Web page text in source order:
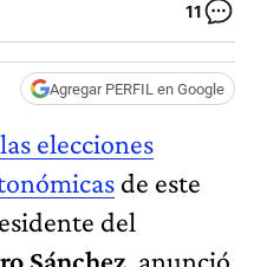
11
Agregar PERFIL en Google
elecciones
de este
del
Sánchez, anunció